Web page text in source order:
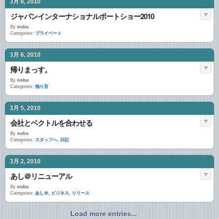
3月 8, 2010
ジャパンインターナショナルボートショー2010
By nobu
Categories: プライベート
3月 6, 2010
帰りまっす。
By nobu
Categories: 独り言
3月 5, 2010
会社とベクトルを合わせる
By nobu
Categories: スタッフへ, 日記
3月 2, 2010
あし＠リニューアル
By nobu
Categories: あし＠, ビジネス, リリース
Load more entries...